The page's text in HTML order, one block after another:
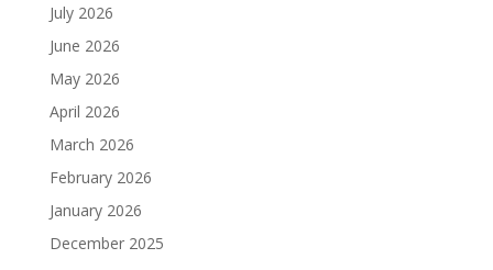
July 2026
June 2026
May 2026
April 2026
March 2026
February 2026
January 2026
December 2025